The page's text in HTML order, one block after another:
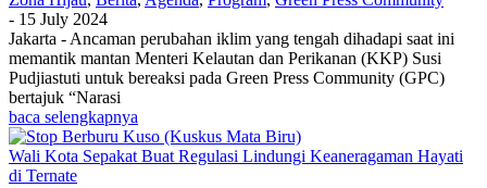
- 15 July 2024
Jakarta - Ancaman perubahan iklim yang tengah dihadapi saat ini
memantik mantan Menteri Kelautan dan Perikanan (KKP) Susi
Pudjiastuti untuk bereaksi pada Green Press Community (GPC)
bertajuk “Narasi
baca selengkapnya
Wali Kota Sepakat Buat Regulasi Lindungi Keaneragaman Hayati
di Ternate